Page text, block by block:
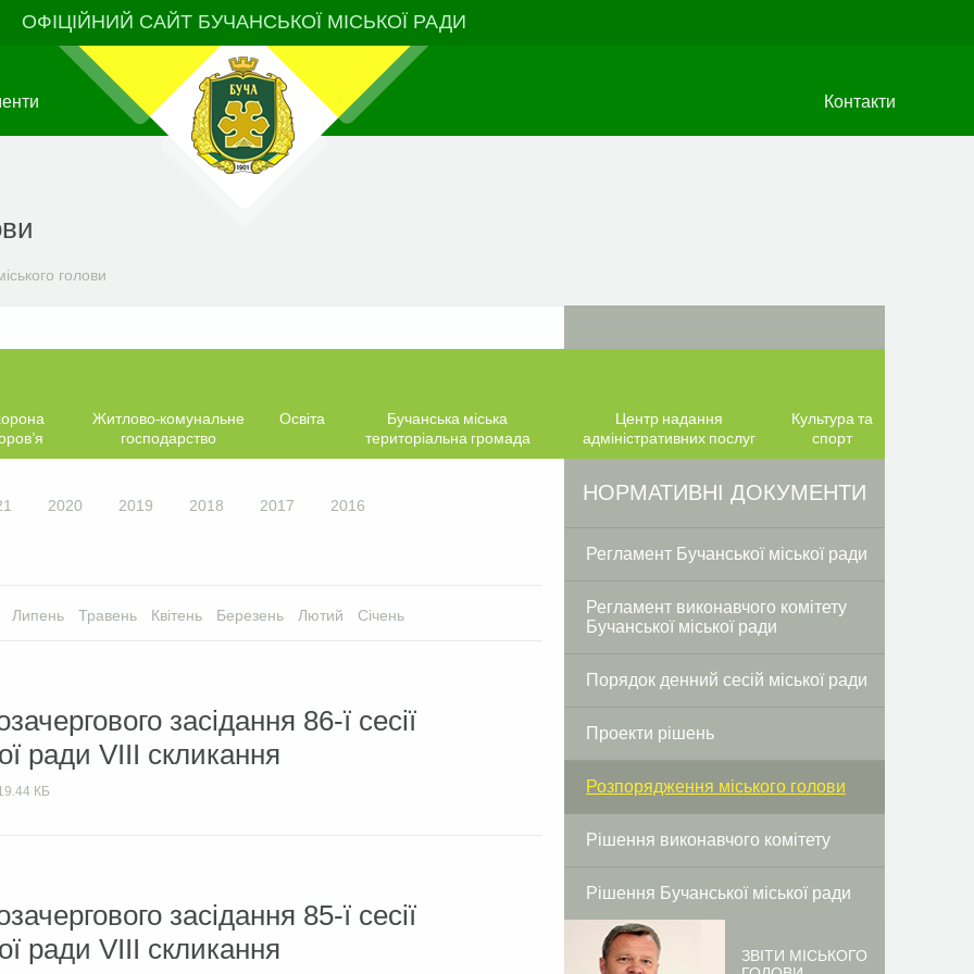
ОФІЦІЙНИЙ САЙТ БУЧАНСЬКОЇ МІСЬКОЇ РАДИ
Контакти
голови
Житлово-комунальне
господарство
Освіта
Бучанська міська
територіальна громада
Центр надання
адміністративних послуг
Культура та
спорт
2020 2019 2018 2017 2016
Липень Травень Квітень Березень Лютий Січень
засідання 86-ї сесії
ради VIIІ скликання
КБ
засідання 85-ї сесії
ради VIIІ скликання
НОРМАТИВНІ ДОКУМЕНТИ
Регламент Бучанської міської ради
Регламент виконавчого комітету
Бучанської міської ради
Порядок денний сесій міської ради
Проекти рішень
Розпорядження міського голови
Рішення виконавчого комітету
Рішення Бучанської міської ради
ЗВІТИ МІСЬКОГО